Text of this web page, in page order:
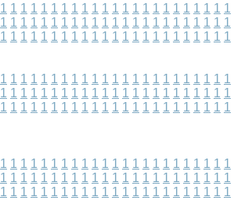
1 1 1 1 1 1 1 1 1 1 1 1 1 1 1 1 1 1 1 1 1 1 1
1 1 1 1 1 1 1 1 1 1 1 1 1 1 1 1 1 1 1 1 1 1 1
1 1 1 1 1 1 1 1 1 1 1 1 1 1 1 1 1 1 1 1 1 1 1
1 1 1 1 1 1 1 1 1 1 1 1 1 1 1 1 1 1 1 1 1 1 1
1 1 1 1 1 1 1 1 1 1 1 1 1 1 1 1 1 1 1 1 1 1 1
1 1 1 1 1 1 1 1 1 1 1 1 1 1 1 1 1 1 1 1 1 1 1
1 1 1 1 1 1 1 1 1 1 1 1 1 1 1 1 1 1 1 1 1 1 1
1 1 1 1 1 1 1 1 1 1 1 1 1 1 1 1 1 1 1 1 1 1 1
1 1 1 1 1 1 1 1 1 1 1 1 1 1 1 1 1 1 1 1 1 1 1